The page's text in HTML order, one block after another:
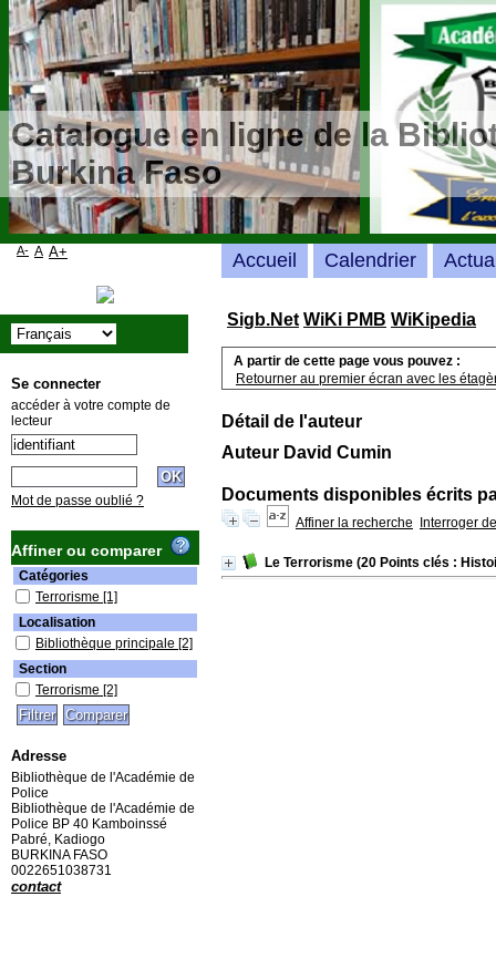
Catalogue en ligne de la
Burkina Faso
Sigb.Net WiKi PMB WiKipedia
A partir de cette page vous pouvez :
Retourner au premier écran avec les
Détail de l'auteur
Auteur David Cumin
Documents disponibles écrits
Affiner la recherche Interroger
Le Terrorisme (20 Points clés :
Accueil Calendrier
A- A A+
Se connecter
accéder à votre compte de
lecteur
Mot de passe oublié ?
Affiner ou comparer
Catégories
Terrorisme [1]
Localisation
Bibliothèque principale [2]
Section
Terrorisme [2]
Adresse
Bibliothèque de l'Académie de
Police
Bibliothèque de l'Académie de
Police BP 40 Kamboinssé
Pabré, Kadiogo
BURKINA FASO
0022651038731
contact